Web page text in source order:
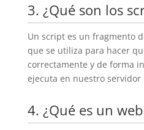
3. ¿Qué son los
Un script es un fragmento
que se utiliza para hacer
correctamente y de forma
ejecuta en nuestro servidor
4. ¿Qué es un